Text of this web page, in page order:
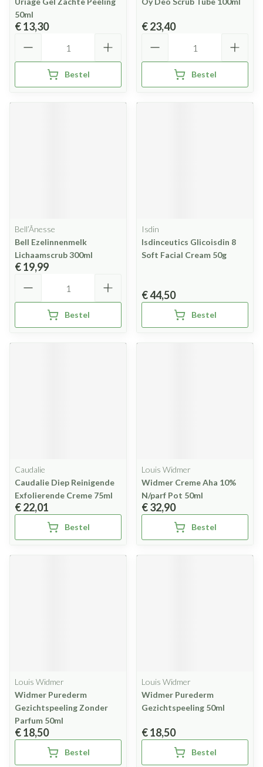
50ml
€ 13,30
Bestel
€ 23,40
Bestel
Bell’Ânesse
Bell Ezelinnenmelk
Lichaamscrub 300ml
€ 19,99
Bestel
Isdin
Isdinceutics Glicoisdin 8
Soft Facial Cream 50g
€ 44,50
Bestel
Caudalie
Caudalie Diep Reinigende
Exfolierende Creme 75ml
€ 22,01
Bestel
Louis Widmer
Widmer Creme Aha 10%
N/parf Pot 50ml
€ 32,90
Bestel
Louis Widmer
Widmer Purederm
Gezichtspeeling Zonder
Parfum 50ml
€ 18,50
Bestel
Louis Widmer
Widmer Purederm
Gezichtspeeling 50ml
€ 18,50
Bestel